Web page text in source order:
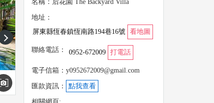
next
名稱：后花園 The Backyard Villa
地址：
屏東縣恆春鎮恆南路194巷16號
看地圖
聯絡電話： 0952-672009 打電話
電子信箱：y0952672009@gmail.com
匯款資訊： 點我查看